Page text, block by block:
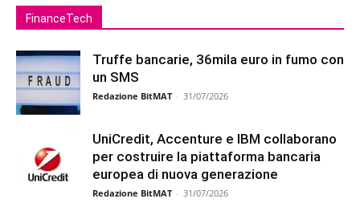
FinanceTech
Truffe bancarie, 36mila euro in fumo con
un SMS
Redazione BitMAT - 31/07/2026
UniCredit, Accenture e IBM collaborano
per costruire la piattaforma bancaria
europea di nuova generazione
Redazione BitMAT - 31/07/2026